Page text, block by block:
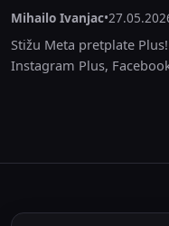
Mihailo Ivanjac•
Stižu Meta pretplate
Instagram Plus,